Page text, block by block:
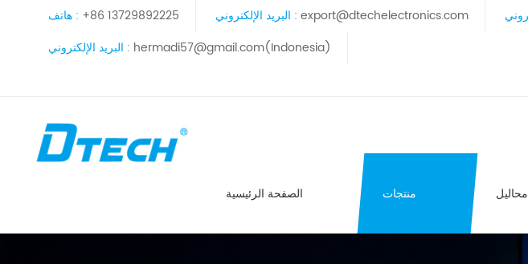
هاتف : +86 13729892225 البريد الإلكتروني : export@dtechelectronics.com
البريد الإلكتروني : hermadi57@gmail.com(Indonesia)
الصفحة الرئيسية منتجات محاليل